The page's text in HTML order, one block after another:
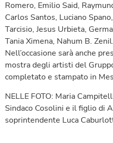
Romero, Emilio Said,
Carlos Santos, Luciano
Tarcisio, Jesus Urbieta,
Tania Ximena, Nahum B. Zenil.
Nell’occasione sarà anche
mostra degli artisti del
completato e stampato in
NELLE FOTO: Maria
Sindaco Cosolini e il figlio di
soprintendente Luca